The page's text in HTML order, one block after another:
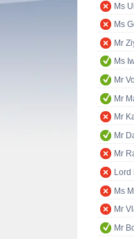
Ms
Ms
Mr
Ms
Mr
Mr
Mr
Mr
Mr
Lord
Ms
Mr
Mr